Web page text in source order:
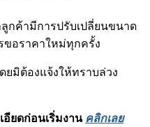
กค้ามีการปรับเปลี่ยนขนาด
ขอราคาใหม่ทุกครั้ง
มิต้องแจ้งให้ทราบล่วง
อียดก่อนเริ่มงาน คลิกเลย